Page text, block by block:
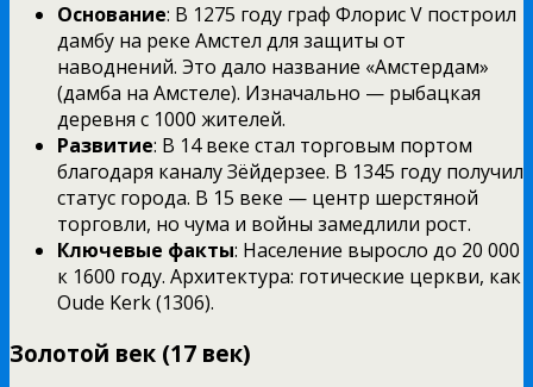
Основание: В 1275 году граф Флорис V построил
дамбу на реке Амстел для защиты от
наводнений. Это дало название «Амстердам»
(дамба на Амстеле). Изначально — рыбацкая
деревня с 1000 жителей.
Развитие: В 14 веке стал торговым портом
благодаря каналу Зёйдерзее. В 1345 году получил
статус города. В 15 веке — центр шерстяной
торговли, но чума и войны замедлили рост.
Ключевые факты: Население выросло до 20 000
к 1600 году. Архитектура: готические церкви, как
Oude Kerk (1306).
Золотой век (17 век)